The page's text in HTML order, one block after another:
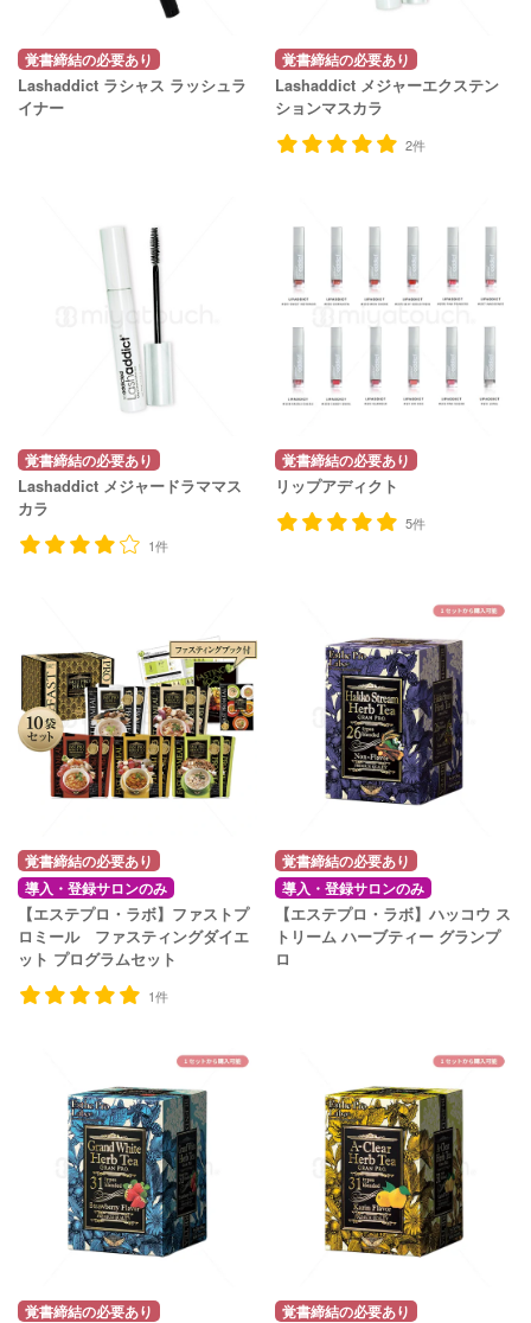
覚書締結の必要あり
Lashaddict ラシャス ラッシュラ
イナー
覚書締結の必要あり
Lashaddict メジャーエクステン
ションマスカラ
2件
覚書締結の必要あり
Lashaddict メジャードラママス
カラ
1件
覚書締結の必要あり
リップアディクト
5件
覚書締結の必要あり
導入・登録サロンのみ
【エステプロ・ラボ】ファストプ
ロミール ファスティングダイエ
ット プログラムセット
1件
覚書締結の必要あり
導入・登録サロンのみ
【エステプロ・ラボ】ハッコウ ス
トリーム ハーブティー グランプ
ロ
覚書締結の必要あり
覚書締結の必要あり